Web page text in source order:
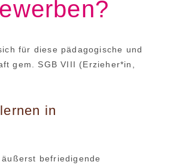
für diese pädagogische und
gem. SGB VIII (Erzieher*in,
in
befriedigende